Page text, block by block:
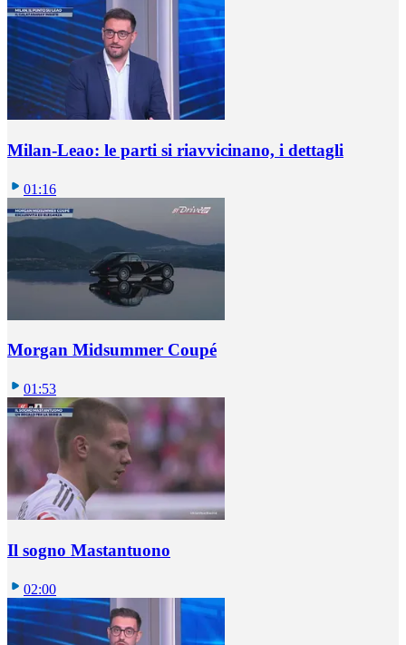
Milan-Leao: le parti si riavvicinano, i dettagli
01:16
Morgan Midsummer Coupé
01:53
Il sogno Mastantuono
02:00